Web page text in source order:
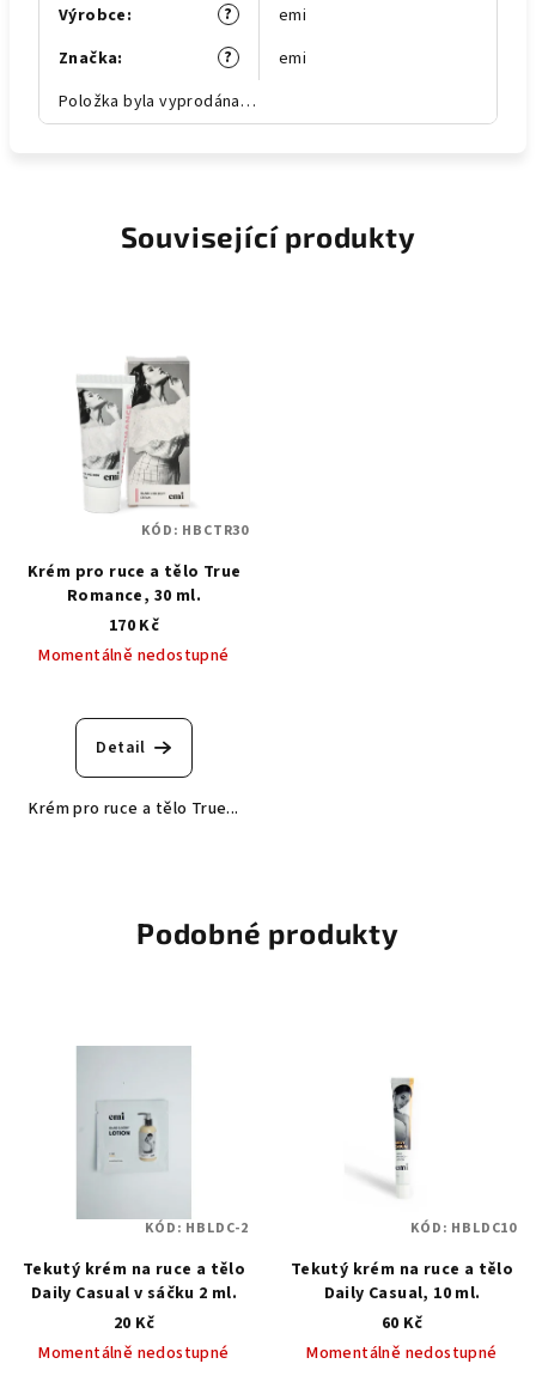
?
Výrobce:
emi
?
Značka:
emi
Položka byla vyprodána…
Související produkty
Krém pro ruce a tělo True
Romance, 30 ml.
170 Kč
Momentálně nedostupné
Detail
Krém pro ruce a tělo True...
KÓD: HBCTR30
Podobné produkty
Tekutý krém na ruce a tělo
Daily Casual v sáčku 2 ml.
20 Kč
Momentálně nedostupné
KÓD: HBLDC-2
Tekutý krém na ruce a tělo
Daily Casual, 10 ml.
60 Kč
Momentálně nedostupné
KÓD: HBLDC10